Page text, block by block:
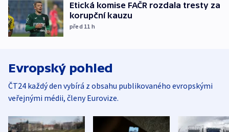
Etická komise FAČR rozdala tresty za
korupční kauzu
před 11 h
Evropský pohled
ČT24 každý den vybírá z obsahu publikovaného evropskými
veřejnými médii, členy Eurovize.